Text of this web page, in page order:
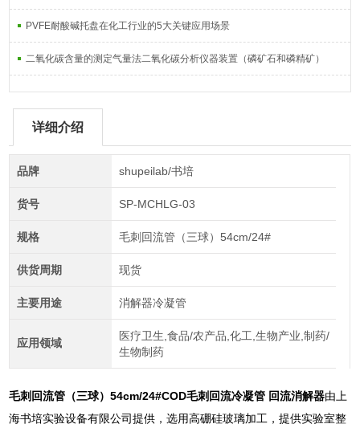
PVFE耐酸碱托盘在化工行业的5大关键应用场景
二氧化碳含量的测定气量法二氧化碳分析仪器装置（磷矿石和磷精矿）
详细介绍
品牌 shupeilab/书培
货号 SP-MCHLG-03
规格 毛刺回流管（三球）54cm/24#
供货周期 现货
主要用途 消解器冷凝管
应用领域
医疗卫生,食品/农产品,化工,生物产业,制药/
生物制药
毛刺回流管（三球）54cm/24#COD毛刺回流冷凝管 回流消解器由上
海书培实验设备有限公司提供，选用高硼硅玻璃加工，提供实验室整